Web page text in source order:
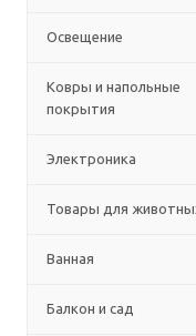
Освещение
Ковры и напольные
покрытия
Электроника
Товары для
Ванная
Балкон и сад